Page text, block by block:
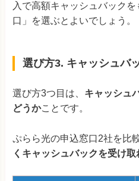
入で高額キャッシュバック
口」を選ぶとよいでしょう。
選び方3. キャッシュバ
選び方3つ目は、 キャッシュ
どうかことです。
ぷらら光の申込窓口2社を比
くキャッシュバックを受け取